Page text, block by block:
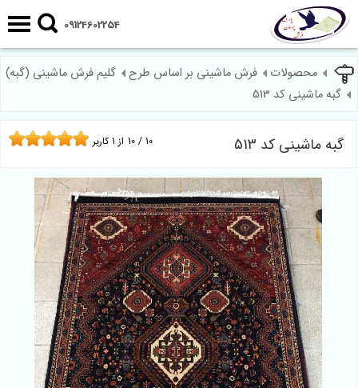
09124602254
محصولات فرش ماشینی بر اساس طرح
گلیم فرش ماشینی (گبه)
گبه ماشینی کد 513
گبه ماشینی کد 513 10 / 10 از 1کاربر